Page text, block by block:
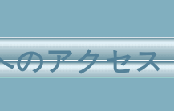
のアクセ